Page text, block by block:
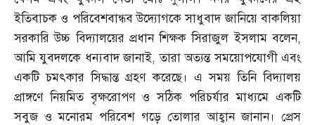
ইতিবাচক ও পরিবেশবান্ধব উদ্যোগকে সাধুবাদ জানিয়ে বাকলিয়া
সরকারি উচ্চ বিদ্যালয়ের প্রধান শিক্ষক সিরাজুল ইসলাম বলেন,
আমি যুবদলকে ধন্যবাদ জানাই,তারা অত্যন্ত সময়োপযোগী এবং
একটি চমৎকার সিদ্ধান্ত গ্রহণ করেছে। এ সময় তিনি বিদ্যালয়
প্রাঙ্গণে নিয়মিত বৃক্ষরোপণ ও সঠিক পরিচর্যার মাধ্যমে একটি
সবুজ ও মনোরম পরিবেশ গড়ে তোলার আহ্বান জানান। প্রেস